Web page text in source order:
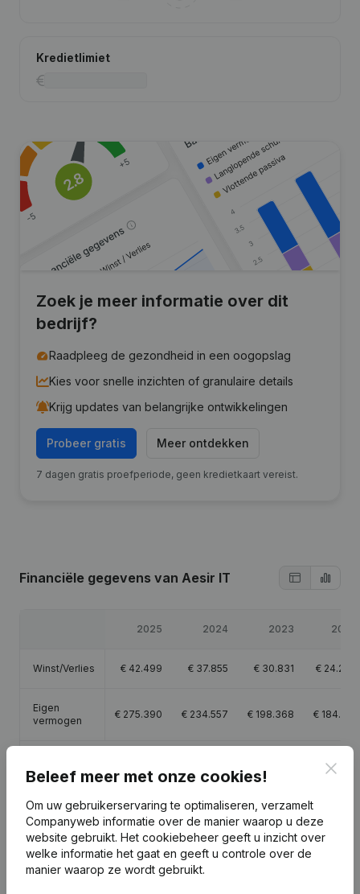
Kredietlimiet
Zoek je meer informatie over dit
bedrijf?
Raadpleeg de gezondheid in een oogopslag
Kies voor snelle inzichten of granulaire details
Krijg updates van belangrijke ontwikkelingen
Probeer gratis Meer ontdekken
7 dagen gratis proefperiode, geen kredietkaart vereist.
Financiële gegevens van Aesir IT
2025 2024 2023 2022
Winst/Verlies € 42.499 € 37.855 € 30.831 € 24.279
Eigen
vermogen
€ 275.390 € 234.557 € 198.368 € 184.412
64.041
Publicatiesvan Aesir IT
Beleef meer met onze cookies!
Om uw gebruikerservaring te optimaliseren, verzamelt
Companyweb informatie over de manier waarop u deze
website gebruikt. Het cookiebeheer geeft u inzicht over
welke informatie het gaat en geeft u controle over de
manier waarop ze wordt gebruikt.